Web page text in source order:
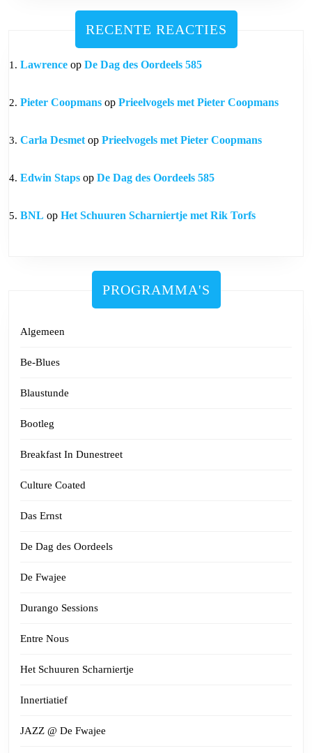
RECENTE REACTIES
Lawrence op De Dag des Oordeels 585
Pieter Coopmans op Prieelvogels met Pieter Coopmans
Carla Desmet op Prieelvogels met Pieter Coopmans
Edwin Staps op De Dag des Oordeels 585
BNL op Het Schuuren Scharniertje met Rik Torfs
PROGRAMMA'S
Algemeen
Be-Blues
Blaustunde
Bootleg
Breakfast In Dunestreet
Culture Coated
Das Ernst
De Dag des Oordeels
De Fwajee
Durango Sessions
Entre Nous
Het Schuuren Scharniertje
Innertiatief
JAZZ @ De Fwajee